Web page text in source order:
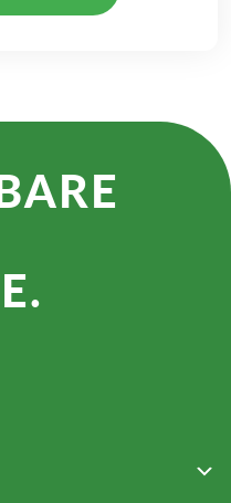
TAB)
IN NEUEM TAB)